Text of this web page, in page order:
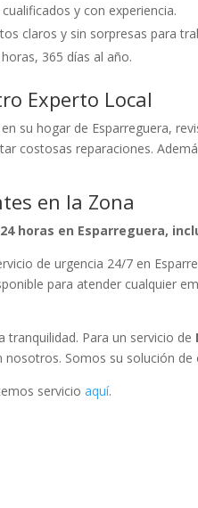
y con experiencia.
claros y sin sorpresas para
365 días al año.
Experto Local
su hogar de Esparreguera,
costosas reparaciones.
en la Zona
horas en Esparreguera,
de urgencia 24/7 en
para atender cualquier
tranquilidad. Para un servicio de
Somos su solución de
servicioaquí.